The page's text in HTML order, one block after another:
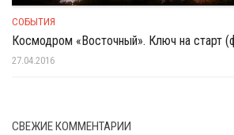
СОБЫТИЯ
Космодром «Восточный». Ключ на старт
27.04.2016
СВЕЖИЕ КОММЕНТАРИИ